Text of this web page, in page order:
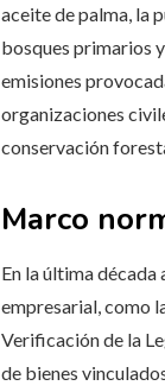
aceite de palma, la
bosques primarios
emisiones
organizaciones
conservación
Marco
En la última
empresarial, como
Verificación de la
de bienes